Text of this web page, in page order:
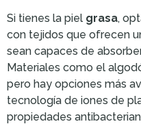
Si tienes la piel grasa,
con tejidos que ofrecen
sean capaces de
Materiales como el
pero hay opciones más
tecnología de iones de
propiedades